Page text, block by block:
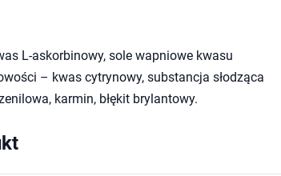
L-askorbinowy, sole wapniowe kwasu
– kwas cytrynowy, substancja słodząca
karmin, błękit brylantowy.